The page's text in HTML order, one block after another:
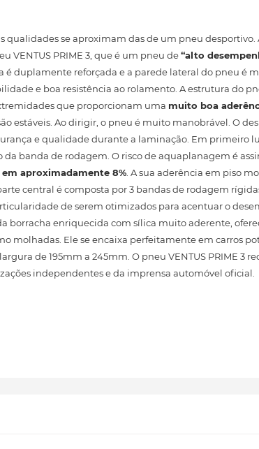
qualidades se aproximam das de um pneu desportivo.
VENTUS PRIME 3, que é um pneu de“alto
duplamente reforçada e a parede lateral do pneu é
e boa resistência ao rolamento. A estrutura do
que proporcionam uma muito boa
estáveis. Ao dirigir, o pneu é muito manobrável. O
e qualidade durante a laminação. Em primeiro
banda de rodagem. O risco de aquaplanagem é
em aproximadamente 8% . A sua aderência em piso
central é composta por 3 bandas de rodagem
de serem otimizados para acentuar o
borracha enriquecida com sílica muito aderente,
molhadas. Ele se encaixa perfeitamente em carros
de 195mm a 245mm. O pneu VENTUS PRIME 3
independentes e da imprensa automóvel oficial.